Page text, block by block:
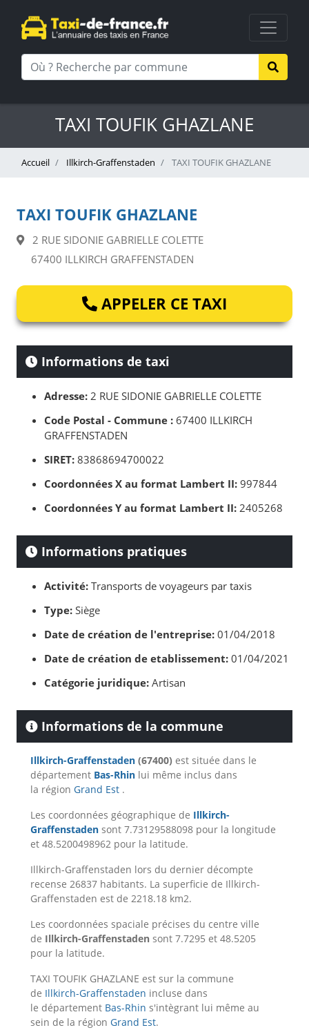
TAXI TOUFIK GHAZLANE
Accueil Illkirch-Graffenstaden TAXI TOUFIK GHAZLANE
TAXI TOUFIK GHAZLANE
2 RUE SIDONIE GABRIELLE COLETTE
67400 ILLKIRCH GRAFFENSTADEN
APPELER CE TAXI
Informations de taxi
Adresse: 2 RUE SIDONIE GABRIELLE COLETTE
Code Postal - Commune : 67400 ILLKIRCH
GRAFFENSTADEN
SIRET: 83868694700022
Coordonnées X au format Lambert II: 997844
Coordonnées Y au format Lambert II: 2405268
Informations pratiques
Activité: Transports de voyageurs par taxis
Type: Siège
Date de création de l'entreprise: 01/04/2018
Date de création de etablissement: 01/04/2021
Catégorie juridique: Artisan
Informations de la commune
Illkirch-Graffenstaden (67400) est située dans le
département Bas-Rhin lui même inclus dans
la région Grand Est .
Les coordonnées géographique de Illkirch-
Graffenstaden sont 7.73129588098 pour la longitude
et 48.5200498962 pour la latitude.
Illkirch-Graffenstaden lors du dernier décompte
recense 26837 habitants. La superficie de Illkirch-
Graffenstaden est de 2218.18 km2.
Les coordonnées spaciale précises du centre ville
de Illkirch-Graffenstaden sont 7.7295 et 48.5205
pour la latitude.
TAXI TOUFIK GHAZLANE est sur la commune
de Illkirch-Graffenstaden incluse dans
le département Bas-Rhin s'intègrant lui même au
sein de la région Grand Est.